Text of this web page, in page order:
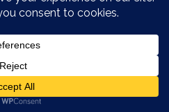
© 2015